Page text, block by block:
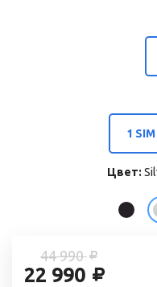
1 SIM
Цвет:
44 990
22 990